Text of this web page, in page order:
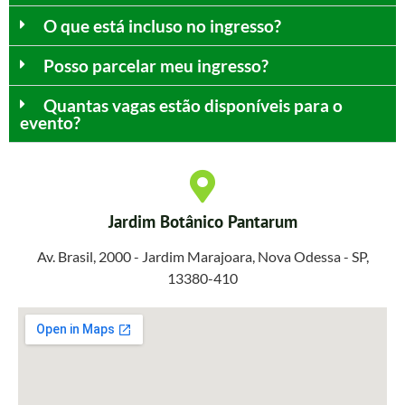
O que está incluso no ingresso?
Posso parcelar meu ingresso?
Quantas vagas estão disponíveis para o
evento?
Jardim Botânico Pantarum
Av. Brasil, 2000 - Jardim Marajoara, Nova Odessa - SP,
13380-410